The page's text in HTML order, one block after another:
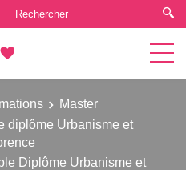
Master
diplôme Urbanisme et
Diplôme Urbanisme et